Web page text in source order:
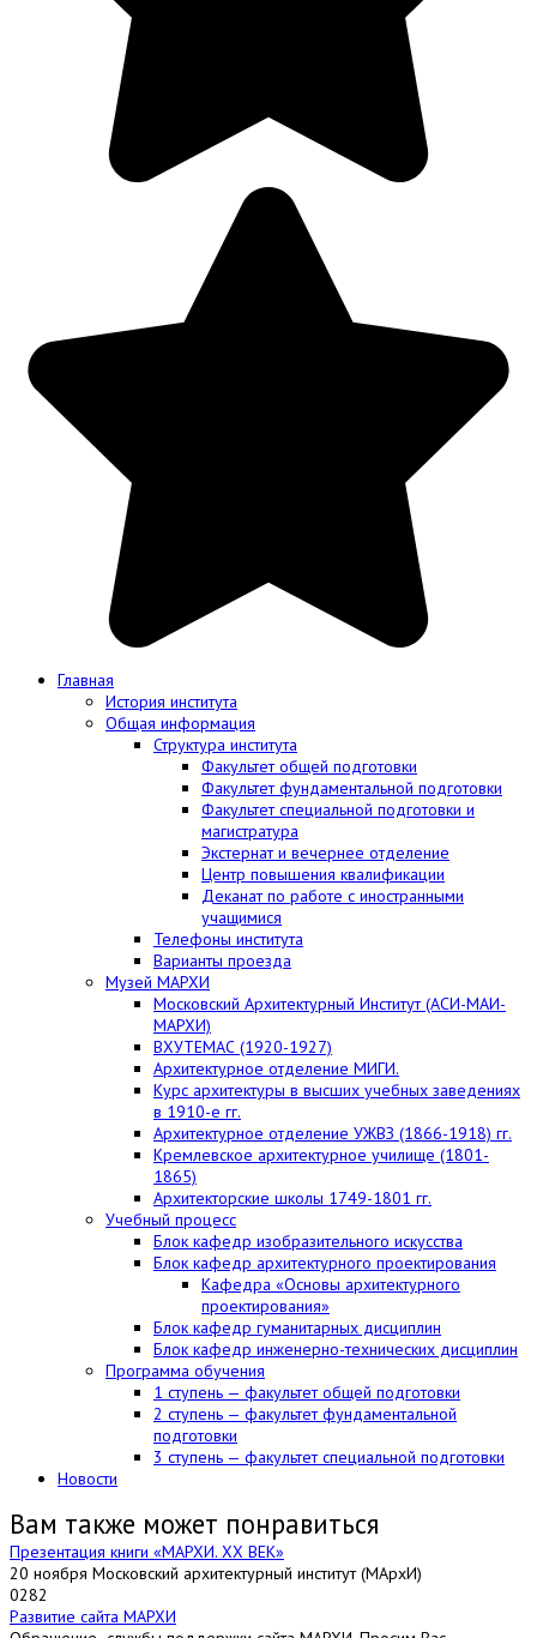
Главная
История института
Общая информация
Структура института
Факультет общей подготовки
Факультет фундаментальной подготовки
Факультет специальной подготовки и
магистратура
Экстернат и вечернее отделение
Центр повышения квалификации
Деканат по работе с иностранными
учащимися
Телефоны института
Варианты проезда
Музей МАРХИ
Московский Архитектурный Институт (АСИ-МАИ-
МАРХИ)
ВХУТЕМАС (1920-1927)
Архитектурное отделение МИГИ.
Курс архитектуры в высших учебных заведениях
в 1910-е гг.
Архитектурное отделение УЖВЗ (1866-1918) гг.
Кремлевское архитектурное училище (1801-
1865)
Архитекторские школы 1749-1801 гг.
Учебный процесс
Блок кафедр изобразительного искусства
Блок кафедр архитектурного проектирования
Кафедра «Основы архитектурного
проектирования»
Блок кафедр гуманитарных дисциплин
Блок кафедр инженерно-технических дисциплин
Программа обучения
1 ступень — факультет общей подготовки
2 ступень — факультет фундаментальной
подготовки
3 ступень — факультет специальной подготовки
Новости
Вам также может понравиться
Презентация книги «МАРХИ. ХХ ВЕК»
20 ноября Московский архитектурный институт (МАрхИ)
0282
Развитие сайта МАРХИ